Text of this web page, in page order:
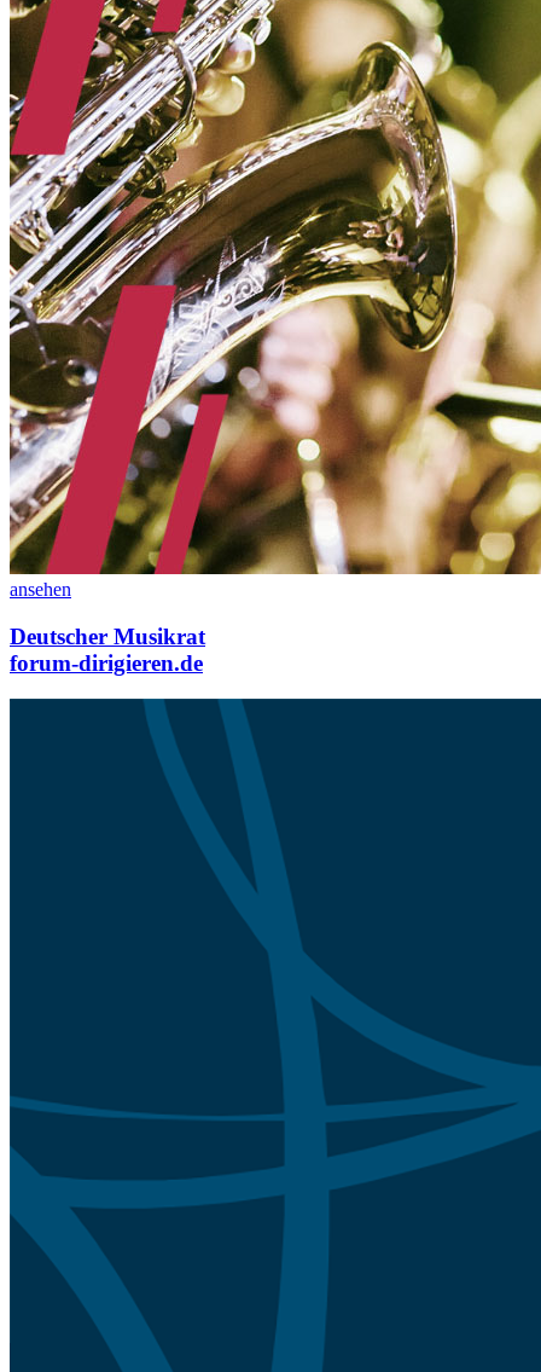
ansehen
Deutscher Musikrat
forum-dirigieren.de